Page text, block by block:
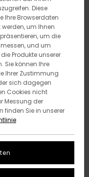
Diese
Ihre Browserdaten
um Ihnen
um die
und um
Produkte unserer
Sie können Ihre
Ihrer Zustimmung
sich dagegen
Cookies nicht
Messung der
finden Sie in unserer